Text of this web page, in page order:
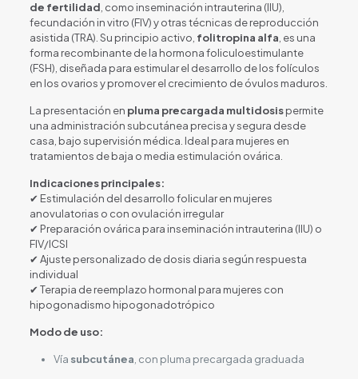
de fertilidad , como inseminación intrauterina (IIU),
fecundación in vitro (FIV) y otras técnicas de reproducción
asistida (TRA). Su principio activo, folitropina alfa , es una
forma recombinante de la hormona foliculoestimulante
(FSH), diseñada para estimular el desarrollo de los folículos
en los ovarios y promover el crecimiento de óvulos maduros.
La presentación en pluma precargada multidosispermite
una administración subcutánea precisa y segura desde
casa, bajo supervisión médica. Ideal para mujeres en
tratamientos de baja o media estimulación ovárica.
Indicaciones principales:
✔ Estimulación del desarrollo folicular en mujeres
anovulatorias o con ovulación irregular
✔ Preparación ovárica para inseminación intrauterina (IIU) o
FIV/ICSI
✔ Ajuste personalizado de dosis diaria según respuesta
individual
✔ Terapia de reemplazo hormonal para mujeres con
hipogonadismo hipogonadotrópico
Modo de uso:
Vía subcutánea , con pluma precargada graduada